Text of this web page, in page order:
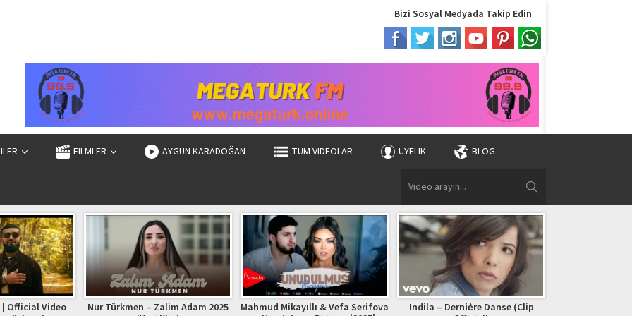
Bizi Sosyal Medyada Takip Edin
FİLMLER AYGÜN KARADOĞAN TÜM VIDEOLAR ÜYELIK BLOG
Official Video
Nur Türkmen – Zalim Adam 2025
Mahmud Mikayıllı & Vefa Serifova
Indila – Dernière Danse (Clip